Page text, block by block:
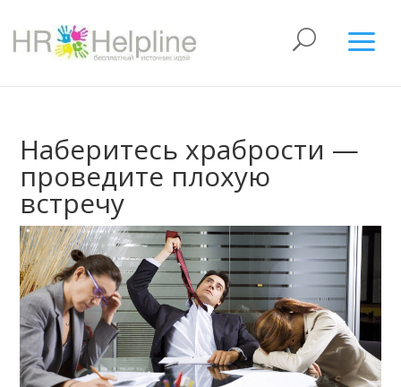
Наберитесь храбрости —
проведите плохую
встречу